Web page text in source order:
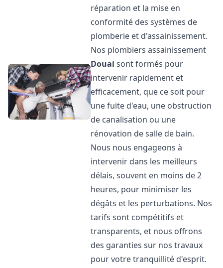
réparation et la mise en
conformité des systèmes de
plomberie et d'assainissement.
Nos plombiers assainissement
Douai sont formés pour
intervenir rapidement et
efficacement, que ce soit pour
une fuite d'eau, une obstruction
de canalisation ou une
rénovation de salle de bain.
Nous nous engageons à
intervenir dans les meilleurs
délais, souvent en moins de 2
heures, pour minimiser les
dégâts et les perturbations. Nos
tarifs sont compétitifs et
transparents, et nous offrons
des garanties sur nos travaux
pour votre tranquillité d'esprit.